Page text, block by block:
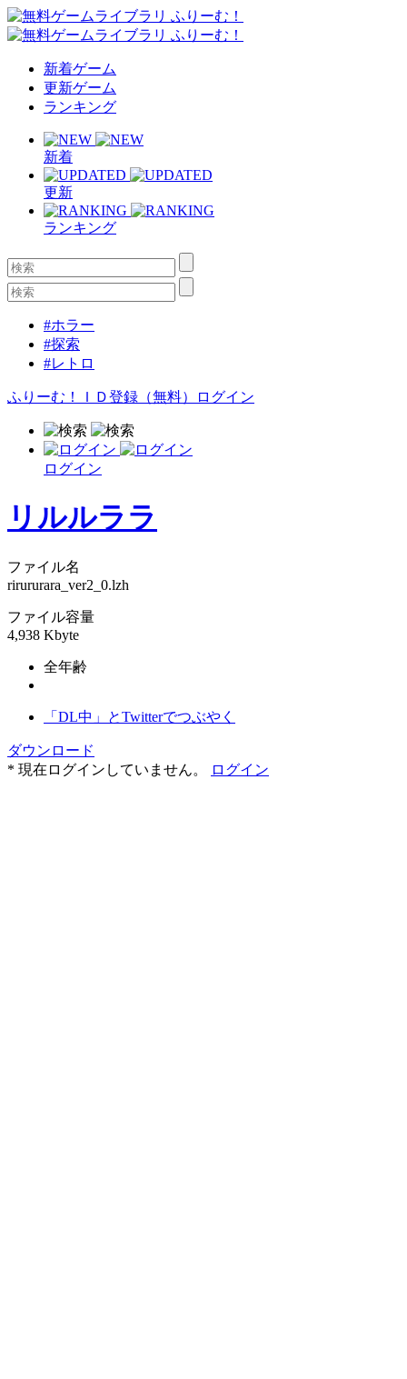
新着ゲーム
更新ゲーム
ランキング
新着
更新
ランキング
#ホラー
#探索
#レトロ
ふりーむ！ＩＤ登録（無料） ログイン
ログイン
リルルララ
ファイル名
rirururara_ver2_0.lzh
ファイル容量
4,938 Kbyte
全年齢
「DL中」とTwitterでつぶやく
ダウンロード
* 現在ログインしていません。
ログイン